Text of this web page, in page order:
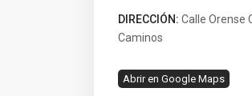
DIRECCIÓN: Calle Orense
Caminos
Abrir en Google Maps